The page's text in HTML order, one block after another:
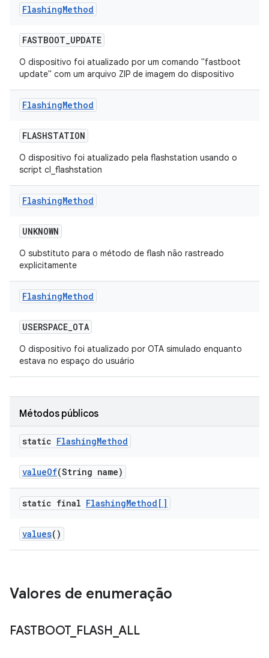
FlashingMethod
FASTBOOT_UPDATE
O dispositivo foi atualizado por um comando "fastboot
update" com um arquivo ZIP de imagem do dispositivo
FlashingMethod
FLASHSTATION
O dispositivo foi atualizado pela flashstation usando o
script cl_flashstation
FlashingMethod
UNKNOWN
O substituto para o método de flash não rastreado
explicitamente
FlashingMethod
USERSPACE_OTA
O dispositivo foi atualizado por OTA simulado enquanto
estava no espaço do usuário
Métodos públicos
static FlashingMethod
valueOf(String name)
static final FlashingMethod[]
values()
Valores de enumeração
FASTBOOT_ FLASH _ALL